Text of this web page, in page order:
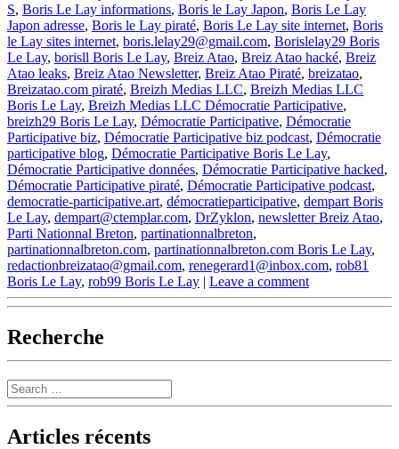
S, Boris Le Lay informations, Boris le Lay Japon, Boris Le Lay
Japon adresse, Boris le Lay piraté, Boris Le Lay site internet, Boris
le Lay sites internet, boris.lelay29@gmail.com, Borislelay29 Boris
Le Lay, borisll Boris Le Lay, Breiz Atao, Breiz Atao hacké, Breiz
Atao leaks, Breiz Atao Newsletter, Breiz Atao Piraté, breizatao,
Breizatao.com piraté, Breizh Medias LLC, Breizh Medias LLC
Boris Le Lay, Breizh Medias LLC Démocratie Participative,
breizh29 Boris Le Lay, Démocratie Participative, Démocratie
Participative biz, Démocratie Participative biz podcast, Démocratie
participative blog, Démocratie Participative Boris Le Lay,
Démocratie Participative données, Démocratie Participative hacked,
Démocratie Participative piraté, Démocratie Participative podcast,
democratie-participative.art, démocratieparticipative, dempart Boris
Le Lay, dempart@ctemplar.com, DrZyklon, newsletter Breiz Atao,
Parti Nationnal Breton, partinationnalbreton,
partinationnalbreton.com, partinationnalbreton.com Boris Le Lay,
redactionbreizatao@gmail.com, renegerard1@inbox.com, rob81
Boris Le Lay, rob99 Boris Le Lay | Leave a comment
Recherche
Search
Articles récents